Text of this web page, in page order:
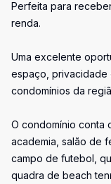
Perfeita para
renda.
Uma excelente
espaço, privacidade
condomínios da
O condomínio conta
academia, salão de
campo de futebol,
quadra de beach